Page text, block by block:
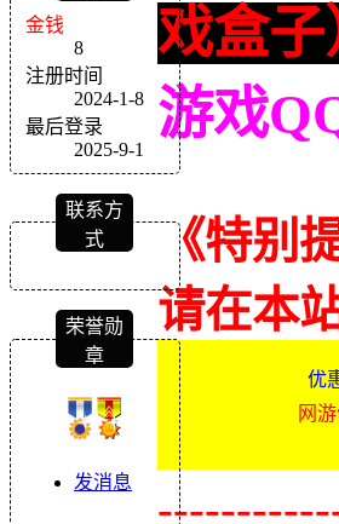
金钱
8
注册时间
2024-1-8
最后登录
2025-9-1
联系方
式
荣誉勋
章
发消息
戏盒子
游戏
《特别
请在本
优
网